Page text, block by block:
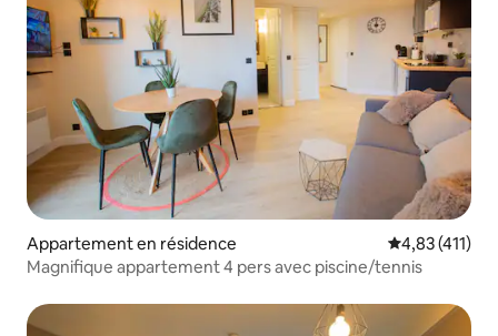
Appartement en résidence Évaluation
4,83 (411)
Magnifique appartement 4 pers avec piscine/tennis